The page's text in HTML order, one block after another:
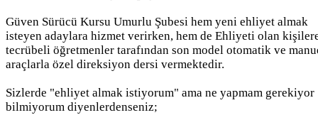
Güven Sürücü Kursu Umurlu Şubesi hem yeni ehliyet almak
isteyen adaylara hizmet verirken, hem de Ehliyeti olan
tecrübeli öğretmenler tarafından son model otomatik ve
araçlarla özel direksiyon dersi vermektedir.
Sizlerde "ehliyet almak istiyorum" ama ne yapmam gerekiyor
bilmiyorum diyenlerdenseniz;